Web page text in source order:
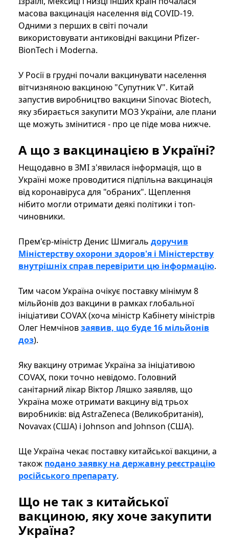
масова вакцинація населення від COVID-19.
Одними з перших в світі почали
використовувати антиковідні вакцини Pfizer-
BionTech і Moderna.
У Росії в грудні почали вакцинувати населення
вітчизняною вакциною "Супутник V". Китай
запустив виробництво вакцини Sinovac Biotech,
яку збирається закупити МОЗ України, але плани
ще можуть змінитися - про це піде мова нижче.
А що з вакцинацією в Україні?
Нещодавно в ЗМІ з'явилася інформація, що в
Україні може проводитися підпільна вакцинація
від коронавіруса для "обраних". Щеплення
нібито могли отримати деякі політики і топ-
чиновники.
Прем'єр-міністр Денис Шмигаль доручив
Міністерству охорони здоров'я і Міністерству
внутрішніх справ перевірити цю інформацію.
Тим часом Україна очікує поставку мінімум 8
мільйонів доз вакцини в рамках глобальної
ініціативи COVAX (хоча міністр Кабінету міністрів
Олег Немчіновзаявив, що буде 16 мільйонів
доз).
Яку вакцину отримає Україна за ініціативою
COVAX, поки точно невідомо. Головний
санітарний лікар Віктор Ляшко заявляв, що
Україна може отримати вакцину від трьох
виробників: від AstraZeneca (Великобританія),
Novavax (США) і Johnson and Johnson (США).
Ще Україна чекає поставку китайської вакцини, а
також подано заявку на державну реєстрацію
російського препарату.
Що не так з китайської
вакциною, яку хоче закупити
Україна?